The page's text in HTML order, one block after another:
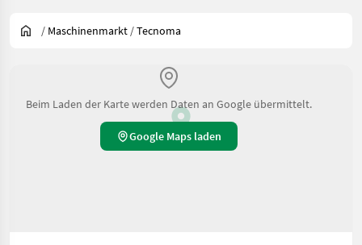
/ Maschinenmarkt /Tecnoma
Beim Laden der Karte werden Daten an Google übermittelt.
Google Maps laden